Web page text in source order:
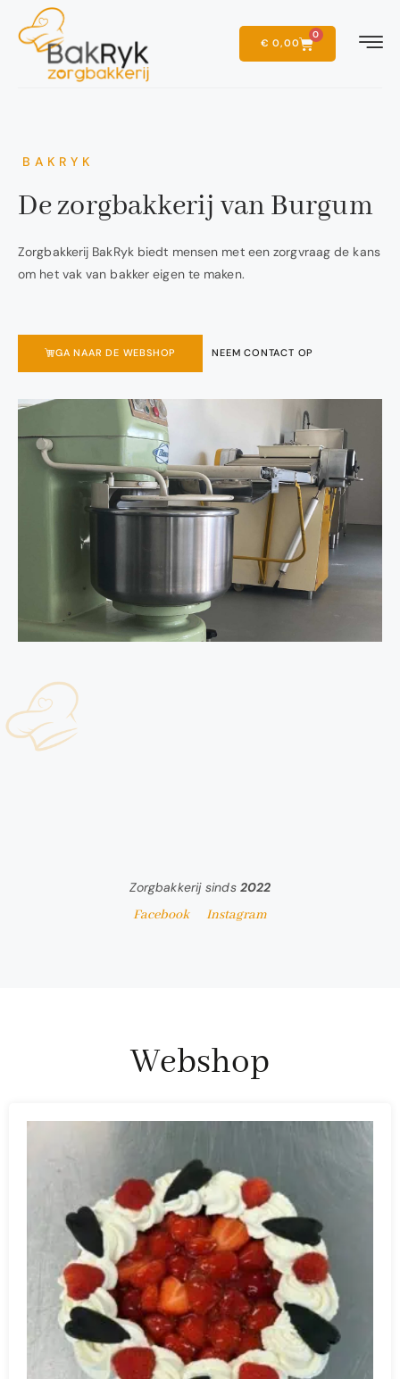
€ 0,00
0
BAKRYK
De zorgbakkerij van Burgum
Zorgbakkerij BakRyk biedt mensen met een zorgvraag de kans
om het vak van bakker eigen te maken.
GA NAAR DE WEBSHOP NEEM CONTACT OP
Zorgbakkerij sinds 2022
Facebook
Instagram
Webshop